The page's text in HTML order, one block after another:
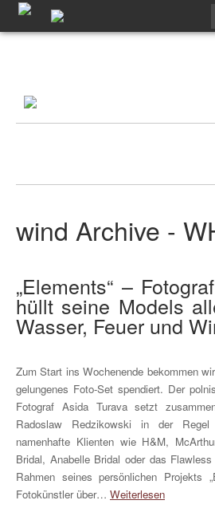
wind Archive -
„Elements“ –
hüllt seine Models
Wasser, Feuer und
Zum Start ins Wochenende bekommen
gelungenes Foto-Set spendiert. Der
Fotograf Asida Turava setzt
Radoslaw Redzikowski in der
namenhafte Klienten wie H&M,
Bridal, Anabelle Bridal oder das
Rahmen seines persönlichen Projekts
Fotokünstler über… Weiterlesen